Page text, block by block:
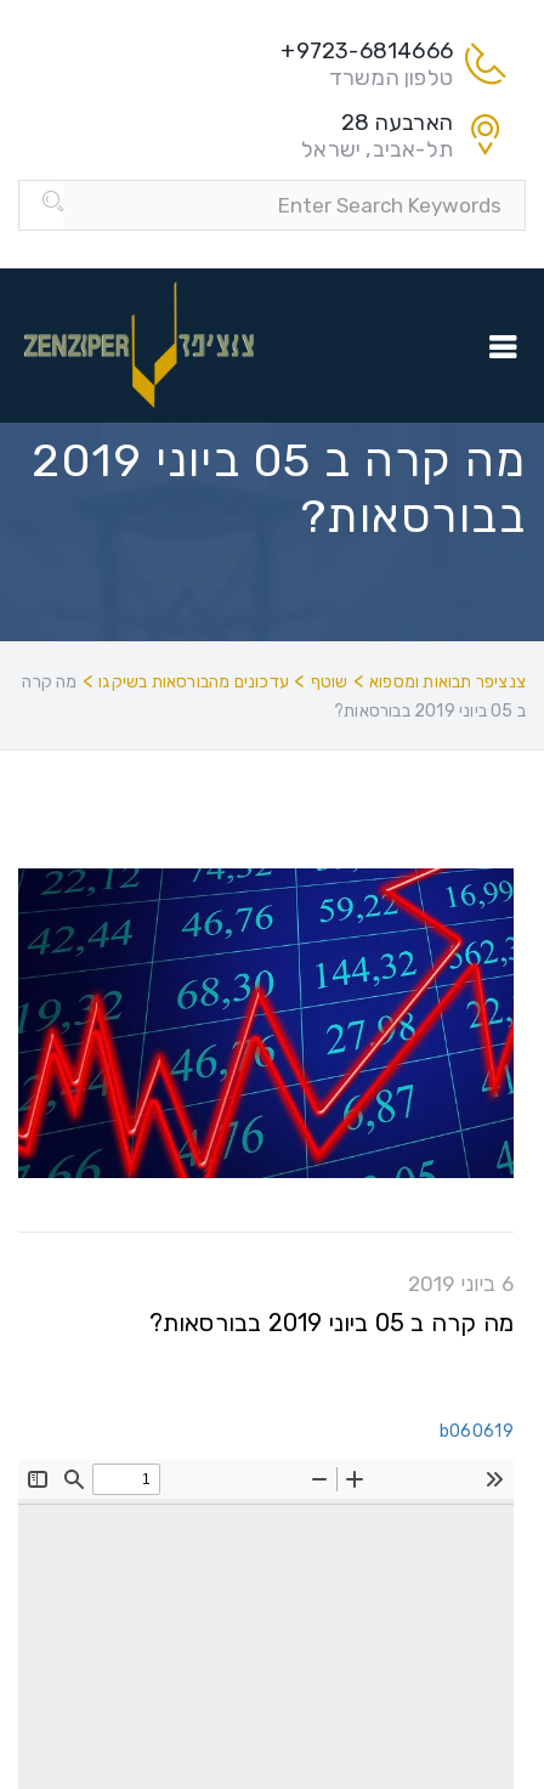
9723-6814666+
טלפון המשרד
הארבעה 28
תל-אביב, ישראל
מה קרה ב 05 ביוני 2019
בבורסאות?
צנציפר תבואות ומספוא > שוטף > עדכונים מהבורסאות בשיקגו> מה קרה
ב 05 ביוני 2019 בבורסאות?
6 ביוני 2019
מה קרה ב 05 ביוני 2019 בבורסאות?
b060619